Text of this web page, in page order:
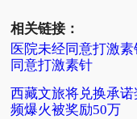
相关链接：
医院未经同意打激
同意打激素针
西藏文旅将兑换承
频爆火被奖励50万